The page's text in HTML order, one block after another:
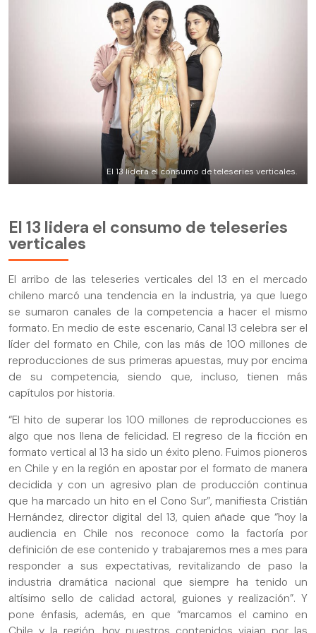
El 13 lidera el consumo de teleseries verticales.
El 13 lidera el consumo de teleseries
verticales
El arribo de las teleseries verticales del 13 en el mercado
chileno marcó una tendencia en la industria, ya que luego
se sumaron canales de la competencia a hacer el mismo
formato. En medio de este escenario, Canal 13 celebra ser el
líder del formato en Chile, con las más de 100 millones de
reproducciones de sus primeras apuestas, muy por encima
de su competencia, siendo que, incluso, tienen más
capítulos por historia.
“El hito de superar los 100 millones de reproducciones es
algo que nos llena de felicidad. El regreso de la ficción en
formato vertical al 13 ha sido un éxito pleno. Fuimos pioneros
en Chile y en la región en apostar por el formato de manera
decidida y con un agresivo plan de producción continua
que ha marcado un hito en el Cono Sur”, manifiesta Cristián
Hernández, director digital del 13, quien añade que “hoy la
audiencia en Chile nos reconoce como la factoría por
definición de ese contenido y trabajaremos mes a mes para
responder a sus expectativas, revitalizando de paso la
industria dramática nacional que siempre ha tenido un
altísimo sello de calidad actoral, guiones y realización”. Y
pone énfasis, además, en que “marcamos el camino en